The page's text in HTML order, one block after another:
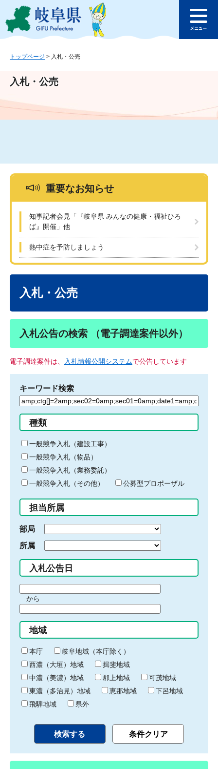
ジ
ュ
文
このページの本文へ
ュ
トップページ > 入札・公売
入札・公売
重要なお知らせ
知事記者会見「『岐阜県 みんなの健康・福祉ひろ
ば』開催」他
熱中症を予防しましょう
入札・公売
入札公告の検索 （電子調達案件以外）
電子調達案件は、 入札情報公開システムで公告しています
キーワード検索
検
る
キ
ー
ワ
ー
ド
入
力
種類
一般競争入札（建設工事）
一般競争入札（物品）
一般競争入札（業務委託）
一般競争入札（その他）
公募型プロポーザル
担当所属
部局
所属
入札公告日
間
始
り
から
間
終
わ
り
地域
本庁
岐阜地域（本庁除く）
西濃（大垣）地域
揖斐地域
中濃（美濃）地域
郡上地域
可茂地域
東濃（多治見）地域
恵那地域
下呂地域
飛騨地域
県外